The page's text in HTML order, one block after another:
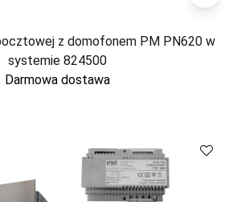
z domofonem PM PN620 w
systemie 824500
Darmowa dostawa